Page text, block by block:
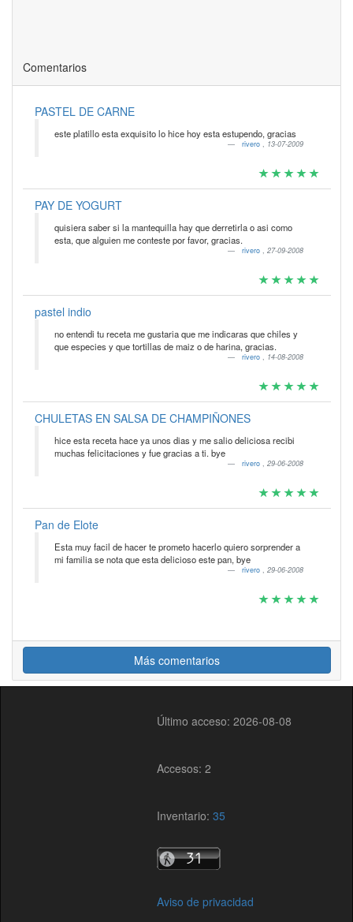
Comentarios
PASTEL DE CARNE
este platillo esta exquisito lo hice hoy esta estupendo, gracias
rivero , 13-07-2009
PAY DE YOGURT
quisiera saber si la mantequilla hay que derretirla o asi como
esta, que alguien me conteste por favor, gracias.
rivero , 27-09-2008
pastel indio
no entendi tu receta me gustaria que me indicaras que chiles y
que especies y que tortillas de maiz o de harina, gracias.
rivero , 14-08-2008
CHULETAS EN SALSA DE CHAMPIÑONES
hice esta receta hace ya unos dias y me salio deliciosa recibi
muchas felicitaciones y fue gracias a ti. bye
rivero , 29-06-2008
Pan de Elote
Esta muy facil de hacer te prometo hacerlo quiero sorprender a
mi familia se nota que esta delicioso este pan, bye
rivero , 29-06-2008
Más comentarios
Último acceso: 2026-08-08
Accesos: 2
Inventario:35
Aviso de privacidad